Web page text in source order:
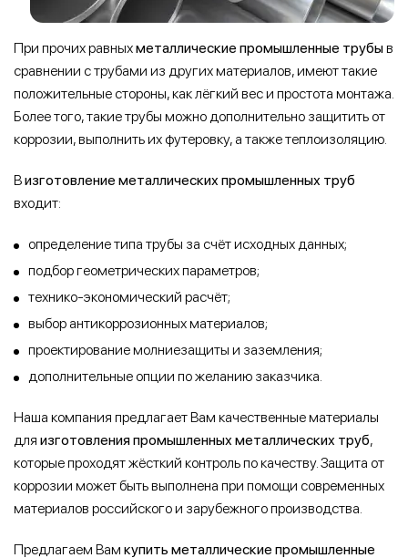
При прочих равныхметаллические промышленные трубыв
сравнении с трубами из других материалов, имеют такие
положительные стороны, как лёгкий вес и простота монтажа.
Более того, такие трубы можно дополнительно защитить от
коррозии, выполнить их футеровку, а также теплоизоляцию.
Визготовление металлических промышленных труб
входит:
определение типа трубы за счёт исходных данных;
подбор геометрических параметров;
технико-экономический расчёт;
выбор антикоррозионных материалов;
проектирование молниезащиты и заземления;
дополнительные опции по желанию заказчика.
Наша компания предлагает Вам качественные материалы
для изготовления промышленных металлических труб,
которые проходят жёсткий контроль по качеству. Защита от
коррозии может быть выполнена при помощи современных
материалов российского и зарубежного производства.
Предлагаем Вам купить металлические промышленные